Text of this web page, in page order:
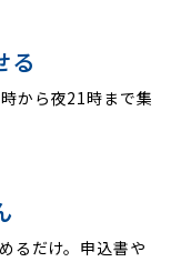
る
から夜21時まで集
るだけ。申込書や